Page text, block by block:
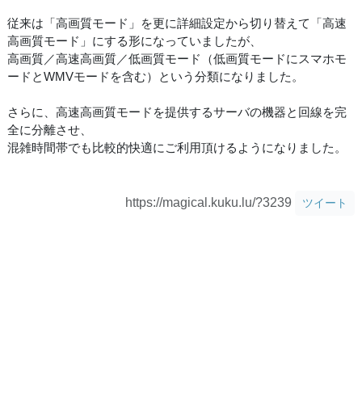
従来は「高画質モード」を更に詳細設定から切り替えて「高速
高画質モード」にする形になっていましたが、
高画質／高速高画質／低画質モード（低画質モードにスマホモ
ードとWMVモードを含む）という分類になりました。
さらに、高速高画質モードを提供するサーバの機器と回線を完
全に分離させ、
混雑時間帯でも比較的快適にご利用頂けるようになりました。
https://magical.kuku.lu/?3239 ツイート